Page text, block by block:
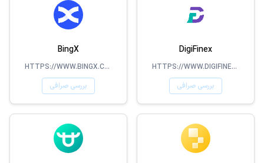
DigiFinex
HTTPS://WWW.DIGIFINEX.COM/
بررسی صرافی
BingX
HTTPS://WWW.BINGX.COM/EN-US/
بررسی صرافی